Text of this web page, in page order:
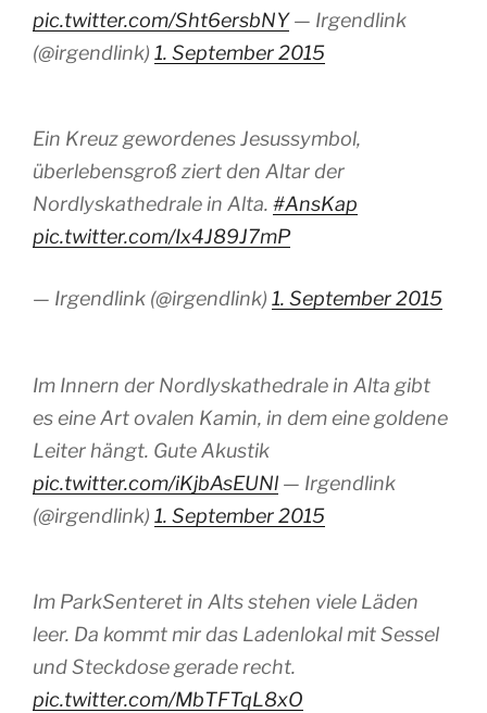
pic.twitter.com/Sht6ersbNY— Irgendlink
(@irgendlink) 1. September 2015
Ein Kreuz gewordenes Jesussymbol,
überlebensgroß ziert den Altar der
Nordlyskathedrale in Alta. #AnsKap
pic.twitter.com/Ix4J89J7mP
— Irgendlink (@irgendlink) 1. September 2015
Im Innern der Nordlyskathedrale in Alta gibt
es eine Art ovalen Kamin, in dem eine goldene
Leiter hängt. Gute Akustik
pic.twitter.com/iKjbAsEUNl — Irgendlink
(@irgendlink) 1. September 2015
Im ParkSenteret in Alts stehen viele Läden
leer. Da kommt mir das Ladenlokal mit Sessel
und Steckdose gerade recht.
pic.twitter.com/MbTFTqL8xO